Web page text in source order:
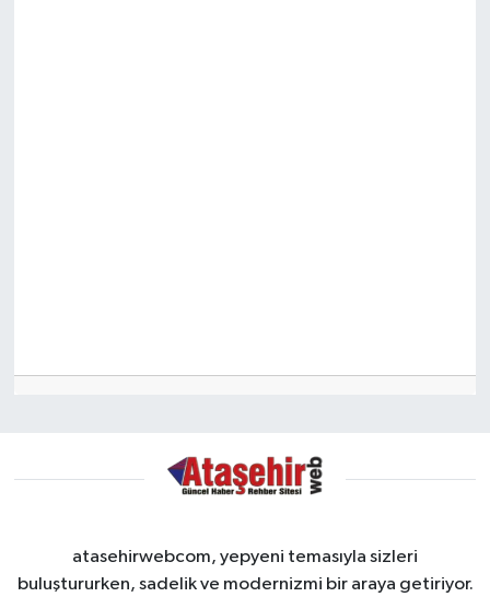
atasehirwebcom, yepyeni temasıyla sizleri
buluştururken, sadelik ve modernizmi bir araya getiriyor.